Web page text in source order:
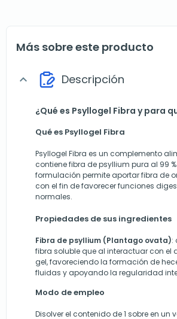
Más sobre este producto
expand_more Descripción
¿Qué es Psyllogel Fibra y para
Qué es Psyllogel Fibra
Psyllogel Fibra es un complemento
contiene fibra de psyllium pura al 99
formulación permite aportar fibra de
con el fin de favorecer funciones
normales.
Propiedades de sus ingredientes
Fibra de psyllium (Plantago ovata):
fibra soluble que al interactuar con el
gel, favoreciendo la formación de
fluidas y apoyando la regularidad
Modo de empleo
Disolver el contenido de 1 sobre en un